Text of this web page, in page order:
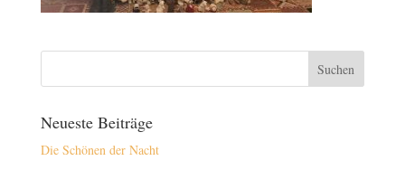
Neueste Beiträge
Die Schönen der Nacht